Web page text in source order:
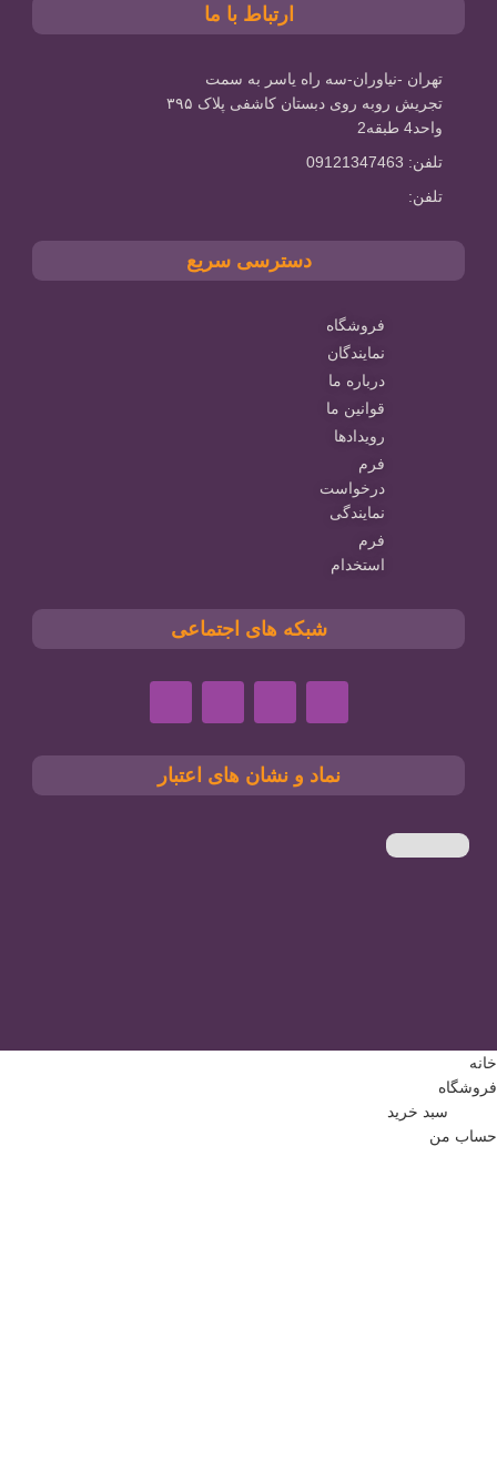
ارتباط با ما
تهران -نیاوران-سه راه یاسر به سمت
تجریش روبه روی دبستان کاشفی پلاک ۳۹۵
واحد4 طبقه2
تلفن: 09121347463
تلفن:
دسترسی سریع
فروشگاه
نمایندگان
درباره ما
قوانین ما
رویدادها
فرم
درخواست
نمایندگی
فرم
استخدام
شبکه های اجتماعی
نماد و نشان های اعتبار
خانه
فروشگاه
سبد خرید
حساب من